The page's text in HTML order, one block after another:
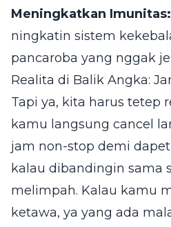
Meningkatkan Imunitas:
ningkatin sistem
pancaroba yang nggak
Realita di Balik Angka:
Tapi ya, kita harus tetep
kamu langsung cancel
jam non-stop demi
kalau dibandingin sama
melimpah. Kalau kamu
ketawa, ya yang ada